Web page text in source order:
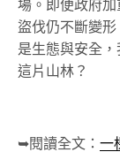
場。即便政府加
盜伐仍不斷變
是生態與安全
這片山林？
➥閱讀全文： 一